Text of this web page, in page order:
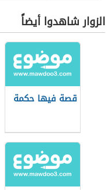
الزوار شاهدوا أيضاً
قصة فيها حكمة